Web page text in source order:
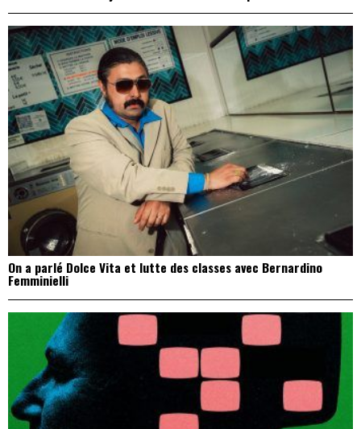
On a parlé Dolce Vita et lutte des classes avec Bernardino
Femminielli